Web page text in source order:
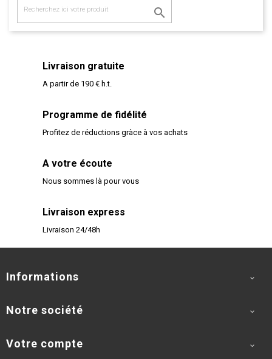

Livraison gratuite
A partir de 190 € h.t.
Programme de fidélité
Profitez de réductions gràce à vos achats
A votre écoute
Nous sommes là pour vous
Livraison express
Livraison 24/48h
Informations 
Notre société 
Votre compte 